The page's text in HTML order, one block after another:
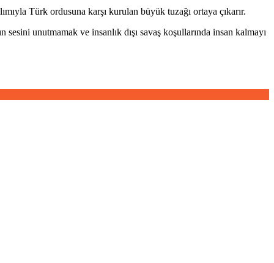
Türk ordusuna karşı kurulan büyük tuzağı ortaya çıkarır.
unutmamak ve insanlık dışı savaş koşullarında insan kalmayı